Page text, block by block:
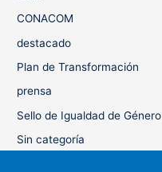
CONACOM
destacado
Plan de Transformación
prensa
Sello de Igualdad de Género
Sin categoría